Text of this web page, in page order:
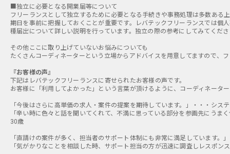
■独立に必要となる開業届等について
フリーランスとして独立するために必要となる手続きや事務処理は多数あ
期日を事前に把握しておくことが重要です。レバテックフリーランスでは個
種届出について詳しい説明を行っています。独立の際の参考にしてみてくだ
その他ここに取り上げていないお悩みについても
たくさんコーディネーターという立場からアドバイスを用意してますので、
『お客様の声』
下記はレバテックフリーランスに寄せられたお客様の声です。
お客様に「利用してよかった」という言葉が頂けるように、コーディネータ
「今後はさらに高単価の求人・案件の提案を期待しています。」・・・シス
「辛い時に色々と話を聞いてくれて、不満に思っている部分を参画先にう
30歳
「直請けの案件が多く、担当者のサポート体制にも非常に満足しています。
「気がかりなことを相談した時、サポート担当の方が迅速に調査しレスポ